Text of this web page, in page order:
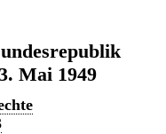
Mai 1949